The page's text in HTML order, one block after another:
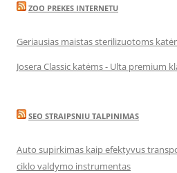
ZOO PREKES INTERNETU
Geriausias maistas sterilizuotoms
Josera Classic katėms - Ulta premium
SEO STRAIPSNIU TALPINIMAS
Auto supirkimas kaip efektyvus
ciklo valdymo instrumentas